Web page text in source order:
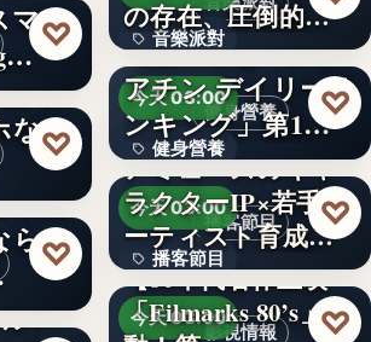
マホ
♡
り
なら
♡
りた
ら♡
＞
音樂派對
5
の存在、圧倒的な
カリスマ…
健身營養
今天 03:00
健身營養
文字
【楽天市場「クレ
アチン デイリーラ
ンキング」第1位
獲得(…
♡
播客節目
今天 03:00
播客節目
36年
アミューズのキャ
ラクターIP×若手ア
ーティスト育成コ
ンテ…
♡
影視情報
今天 03:00
【80年代名作上映
「Filmarks 80’s」始
♡